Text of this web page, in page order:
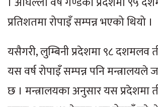
प्रतिशतमा रोपाइँ सम्पन्न भएको थियो ।
यसैगरी, लुम्बिनी प्रदेशमा ९८ दशमलव
यस वर्ष रोपाइँ सम्पन्न पनि मन्त्रालयले
छ । मन्त्रालयका अनुसार यस प्रदेशमा